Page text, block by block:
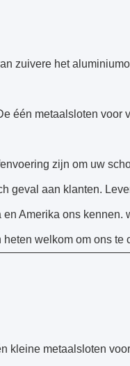
zuivere het
één metaalsloten
zijn om uw
geval aan klanten.
Amerika ons kennen.
welkom om ons te
kleine metaalsloten